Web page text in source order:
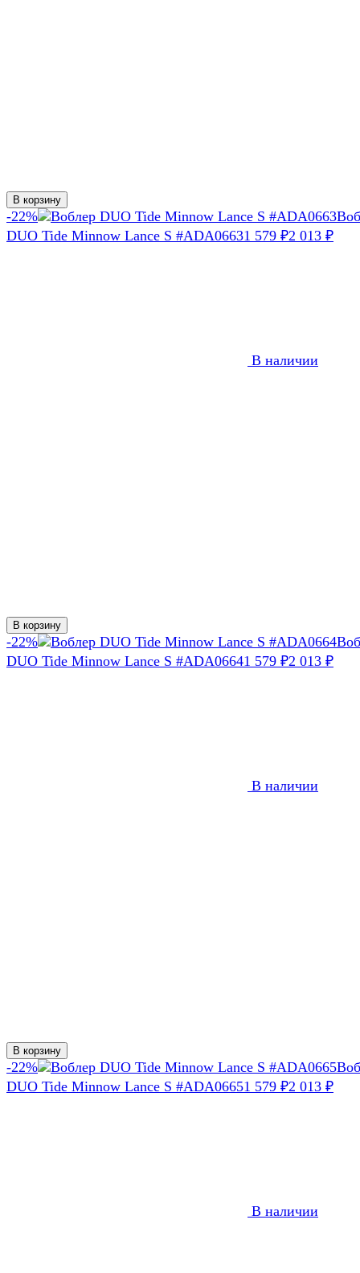
В корзину
-22%
DUO Tide Minnow Lance S #ADA06631 579 ₽2 013 ₽
В наличии
В корзину
-22%
DUO Tide Minnow Lance S #ADA06641 579 ₽2 013 ₽
В наличии
В корзину
-22%
DUO Tide Minnow Lance S #ADA06651 579 ₽2 013 ₽
В наличии